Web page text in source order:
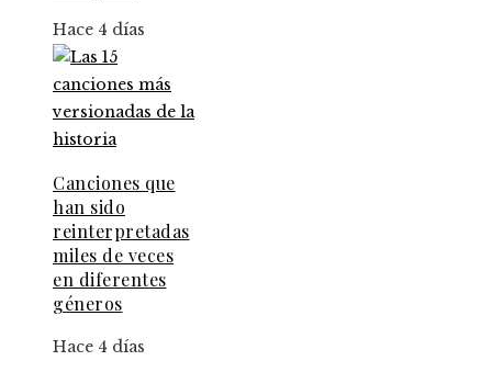
Hace 4 días
Canciones que
han sido
reinterpretadas
miles de veces
en diferentes
géneros
Hace 4 días